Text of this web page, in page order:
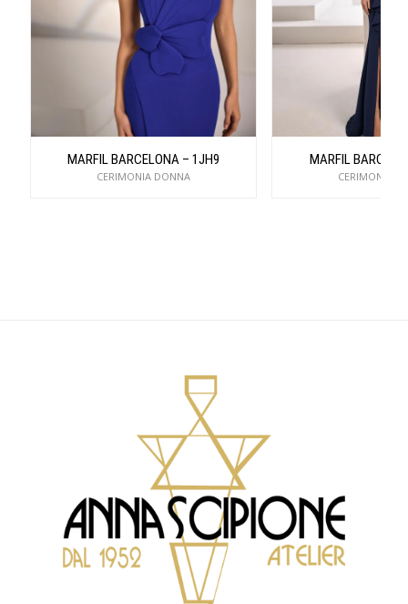
MARFIL BARCELONA – 1JH9
CERIMONIA DONNA
MARFIL
CERIMONIA